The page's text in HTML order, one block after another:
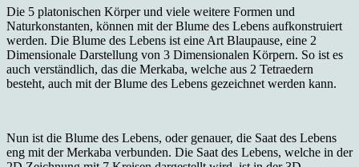
Die 5 platonischen Körper und viele weitere Formen und
Naturkonstanten, können mit der Blume des Lebens aufkonstruiert
werden. Die Blume des Lebens ist eine Art Blaupause, eine 2
Dimensionale Darstellung von 3 Dimensionalen Körpern. So ist es
auch verständlich, das die Merkaba, welche aus 2 Tetraedern
besteht, auch mit der Blume des Lebens gezeichnet werden kann.
Nun ist die Blume des Lebens, oder genauer, die Saat des Lebens
eng mit der Merkaba verbunden. Die Saat des Lebens, welche in der